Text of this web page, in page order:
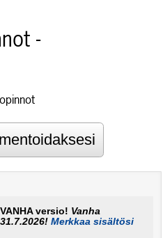
-
versio! Vanha
Merkkaa sisältösi